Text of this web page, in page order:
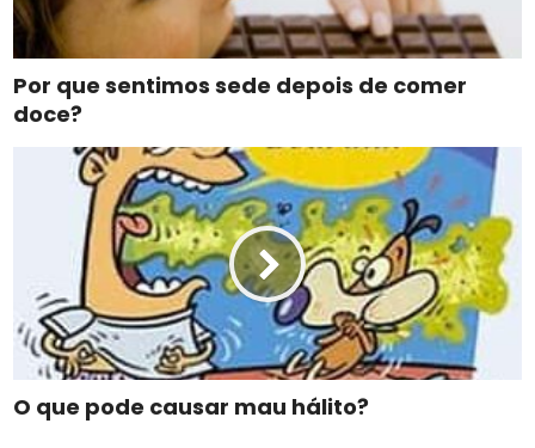
Por que sentimos sede depois de comer
doce?
O que pode causar mau hálito?